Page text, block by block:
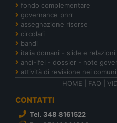
fondo complementare
governance pnrr
assegnazione risorse
circolari
bandi
italia domani - slide e relazioni
anci-ifel - dossier - note
attività di revisione nei
HOME
FAQ
CONTATTI
Tel. 348 8161522